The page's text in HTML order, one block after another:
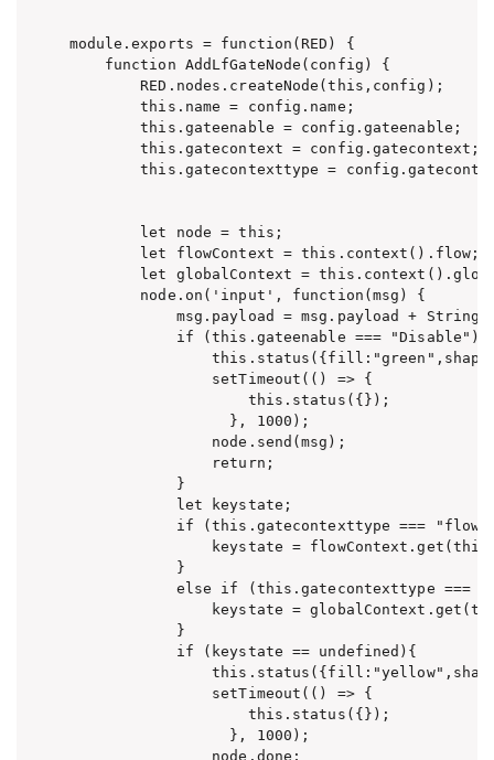
module.exports = function(RED) {
function AddLfGateNode(config) {
RED.nodes.createNode(this,config);
this.name = config.name;
this.gateenable = config.gateenable;
this.gatecontext = config.gatecontext;
this.gatecontexttype =
let node = this;
let flowContext = this.context().flow;
let globalContext =
node.on('input', function(msg) {
msg.payload = msg.payload +
if (this.gateenable === "Disable")
setTimeout(() => {
this.status({});
}, 1000);
node.send(msg);
return;
}
let keystate;
if (this.gatecontexttype ===
keystate =
}
else if (this.gatecontexttype ===
keystate =
}
if (keystate == undefined){
setTimeout(() => {
this.status({});
}, 1000);
node.done;